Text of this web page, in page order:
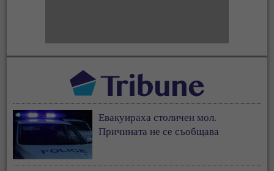
Евакуираха столичен мол.
Причината не се съобщава